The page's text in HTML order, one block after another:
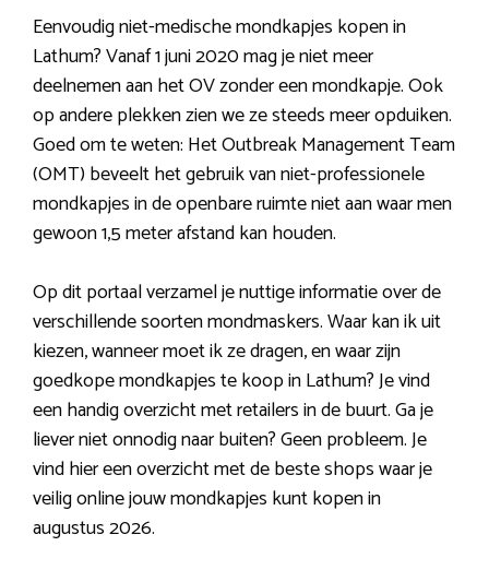
Eenvoudig niet-medische mondkapjes kopen in
Lathum? Vanaf 1 juni 2020 mag je niet meer
deelnemen aan het OV zonder een mondkapje. Ook
op andere plekken zien we ze steeds meer opduiken.
Goed om te weten: Het Outbreak Management Team
(OMT) beveelt het gebruik van niet-professionele
mondkapjes in de openbare ruimte niet aan waar men
gewoon 1,5 meter afstand kan houden.
Op dit portaal verzamel je nuttige informatie over de
verschillende soorten mondmaskers. Waar kan ik uit
kiezen, wanneer moet ik ze dragen, en waar zijn
goedkope mondkapjes te koop in Lathum? Je vind
een handig overzicht met retailers in de buurt. Ga je
liever niet onnodig naar buiten? Geen probleem. Je
vind hier een overzicht met de beste shops waar je
veilig online jouw mondkapjes kunt kopen in
augustus 2026.